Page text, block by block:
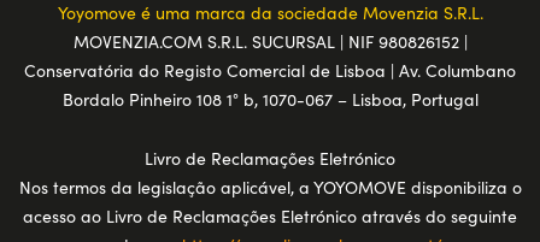
Yoyomove é uma marca da sociedade Movenzia S.R.L.
MOVENZIA.COM S.R.L. SUCURSAL | NIF 980826152 |
Conservatória do Registo Comercial de Lisboa | Av. Columbano
Bordalo Pinheiro 108 1° b, 1070-067 – Lisboa, Portugal
Livro de Reclamações Eletrónico
Nos termos da legislação aplicável, a YOYOMOVE disponibiliza o
acesso ao Livro de Reclamações Eletrónico através do seguinte